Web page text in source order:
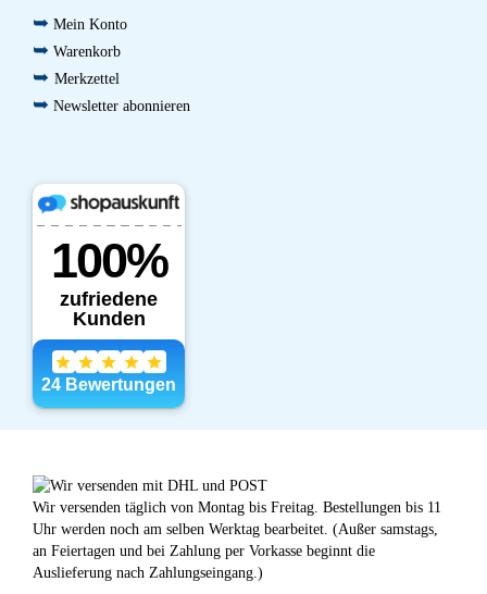
➥ Mein Konto
➥ Warenkorb
➥ Merkzettel
➥ Newsletter abonnieren
Wir versenden täglich von Montag bis Freitag. Bestellungen bis 11
Uhr werden noch am selben Werktag bearbeitet. (Außer samstags,
an Feiertagen und bei Zahlung per Vorkasse beginnt die
Auslieferung nach Zahlungseingang.)